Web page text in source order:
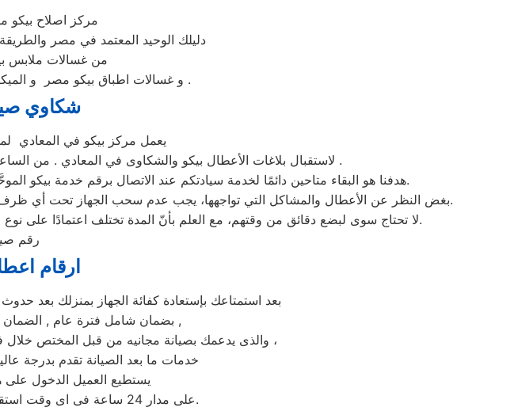
مركز اصلاح بيكو
دليلك الوحيد المعتمد في مصر
من غسالات ملابس
و غسالات اطباق بيكو مصر و الميكروويف و البوتجازات و الديب فريزر المبردات .
شكاوي
يعمل مركز بيكو في المعادي لمدة 15 ساعة يوميًا، وطوال أسبوع
، لاستقبال بلاغات الأعطال بيكو والشكاوى في المعادي . من الساعة السابعة صباحاً حتى العاشرة مساءً بتوقيت المعادي في منطقة المعادي .
هدفنا هو البقاء متاحين دائمًا لخدمة سيادتكم عند الاتصال برقم خدمة بيكو الموحَّد، وهو 01154008110. نحن نؤدي صيانة لأي جهاز من جهزة بيكو في المعادي بحضرتكم.
بغض النظر عن الأعطال والمشاكل التي تواجهها، يجب عدم سحب الجهاز تحت أي ظرف من الظروف. يتم تنفيذ الصيانة على يد فنيي بيكو في مدينة المعادي بشكلٍ فوري عند حضورهم.
لا تحتاج سوى لبضع دقائق من وقتهم، مع العلم بأنّ المدة تختلف اعتمادًا على نوع الخلل الموجود. نقوم بصيانة أجهزة بيكو الموجودة في المعادي فقط، ولا نبيع قطع الغيار لها.
رقم
ارقام
بعد استمتاعك بإستعادة كفائة الجهاز بمنزلك بعد
بضمان شامل فترة عام , الضمان الذى يدعمك بالثقة فى جودة خدمة المختص ,
والذى يدعمك بصيانة مجانيه من قبل المختص خلال فترة الضمان مع زيارة بعد فترة للتأكد من سلامه وكفائة الجهاز ،
خدمات ما بعد الصيانة تقدم بدرجة
يستطيع العميل الدخول على
على مدار 24 ساعة فى اى وقت استقبال شكوى العملاء والرد عليهم فى اسرع وقت.